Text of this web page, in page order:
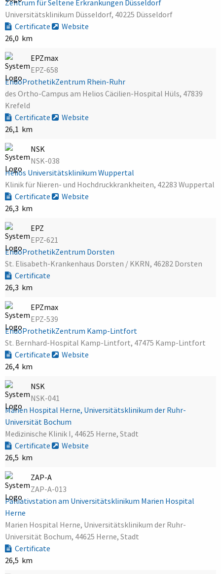
Zentrum für Seltene Erkrankungen Düsseldorf
Universitätsklinikum Düsseldorf, 40225 Düsseldorf
Certificate
Website
26,0 km
EPZmax
EPZ-658
EndoProthetikZentrum Rhein-Ruhr
des Ortho-Campus am Helios Cäcilien-Hospital Hüls, 47839
Krefeld
Certificate
Website
26,1 km
NSK
NSK-038
Helios Universitätsklinikum Wuppertal
Klinik für Nieren- und Hochdruckkrankheiten, 42283 Wuppertal
Certificate
Website
26,3 km
EPZ
EPZ-621
EndoProthetikZentrum Dorsten
St. Elisabeth-Krankenhaus Dorsten / KKRN, 46282 Dorsten
Certificate
26,3 km
EPZmax
EPZ-539
EndoProthetikZentrum Kamp-Lintfort
St. Bernhard-Hospital Kamp-Lintfort, 47475 Kamp-Lintfort
Certificate
Website
26,4 km
NSK
NSK-041
Marien Hospital Herne, Universitätsklinikum der Ruhr-
Universität Bochum
Medizinische Klinik I, 44625 Herne, Stadt
Certificate
Website
26,5 km
ZAP-A
ZAP-A-013
Palliativstation am Universitätsklinikum Marien Hospital
Herne
Marien Hospital Herne, Universitätsklinikum der Ruhr-
Universität Bochum, 44625 Herne, Stadt
Certificate
26,5 km